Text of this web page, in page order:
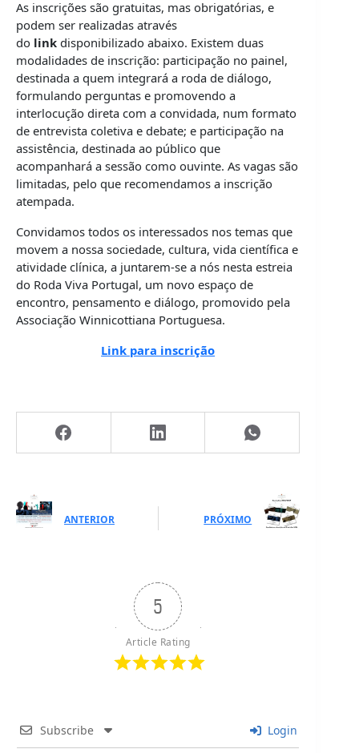
As inscrições são gratuitas, mas obrigatórias, e
podem ser realizadas através
do link disponibilizado abaixo. Existem duas
modalidades de inscrição: participação no painel,
destinada a quem integrará a roda de diálogo,
formulando perguntas e promovendo a
interlocução direta com a convidada, num formato
de entrevista coletiva e debate; e participação na
assistência, destinada ao público que
acompanhará a sessão como ouvinte. As vagas são
limitadas, pelo que recomendamos a inscrição
atempada.
Convidamos todos os interessados nos temas que
movem a nossa sociedade, cultura, vida científica e
atividade clínica, a juntarem-se a nós nesta estreia
do Roda Viva Portugal, um novo espaço de
encontro, pensamento e diálogo, promovido pela
Associação Winnicottiana Portuguesa.
Link para inscrição
ANTERIOR PRÓXIMO
5
Article Rating
Subscribe Login